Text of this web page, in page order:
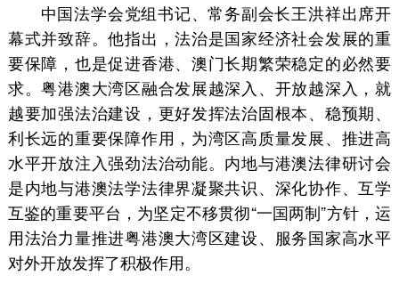
中国法学会党组书记、常务副会长王洪祥出席开
幕式并致辞。他指出，法治是国家经济社会发展的重
要保障，也是促进香港、澳门长期繁荣稳定的必然要
求。粤港澳大湾区融合发展越深入、开放越深入，就
越要加强法治建设，更好发挥法治固根本、稳预期、
利长远的重要保障作用，为湾区高质量发展、推进高
水平开放注入强劲法治动能。内地与港澳法律研讨会
是内地与港澳法学法律界凝聚共识、深化协作、互学
互鉴的重要平台，为坚定不移贯彻“一国两制”方针，运
用法治力量推进粤港澳大湾区建设、服务国家高水平
对外开放发挥了积极作用。